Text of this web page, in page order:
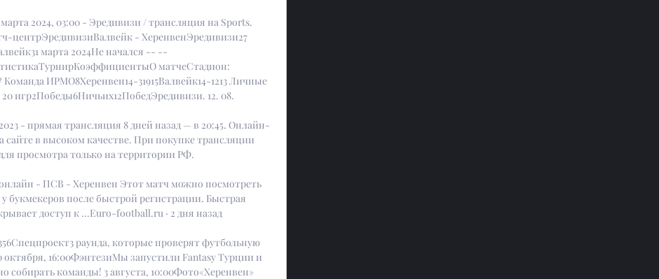
2024, 03:00 - Эредивизи / трансляция на Sports.
центрЭредивизиВалвейк - ХеренвенЭредивизи27
марта 2024Не начался -- --
матчеСтадион:
ИРМО8Херенвен14-31915Валвейк14-1213 Личные
игр2Победы6Ничьих12ПобедЭредивизи. 12. 08.
- прямая трансляция 8 дней назад — в 20:45. Онлайн-
сайте в высоком качестве. При покупке трансляции
просмотра только на территории РФ.
- ПСВ - Херенвен Этот матч можно посмотреть
букмекеров после быстрой регистрации. Быстрая
доступ к ...Euro-football.ru · 2 дня назад
раунда, которые проверят футбольную
16:00ФэнтезиМы запустили Fantasy Турции и
собирать команды! 3 августа, 10:00Фото«Херенвен»